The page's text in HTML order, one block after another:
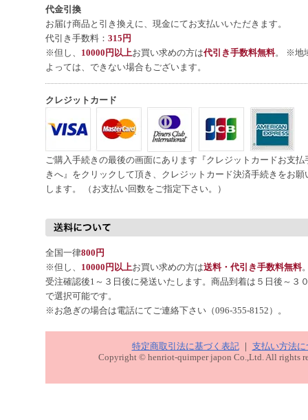
代金引換
お届け商品と引き換えに、現金にてお支払いいただきます。
代引き手数料： 315円
※但し、 10000円以上お買い求めの方は代引き手数料無料。 ※地
よっては、できない場合もございます。
クレジットカード
ご購入手続きの最後の画面にあります『クレジットカードお支払
きへ』をクリックして頂き、クレジットカード決済手続きをお願
します。 （お支払い回数をご指定下さい。）
全国一律800円
※但し、 10000円以上お買い求めの方は送料・代引き手数料無料
受注確認後1～３日後に発送いたします。商品到着は５日後～３
で選択可能です。
※お急ぎの場合は電話にてご連絡下さい（096-355-8152）。
特定商取引法に基づく表記｜ 支払い方法に
Copyright © henriot-quimper japon Co.,Ltd. All rights